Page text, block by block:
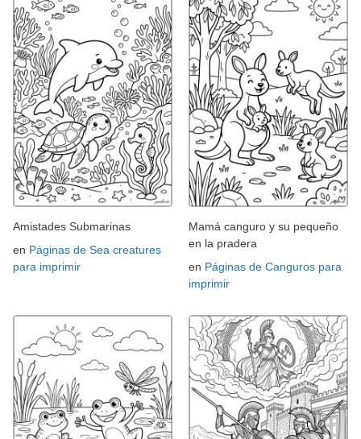
Amistades Submarinas
en Páginas de Sea creatures
para imprimir
Mamá canguro y su pequeño
en la pradera
en Páginas de Canguros para
imprimir